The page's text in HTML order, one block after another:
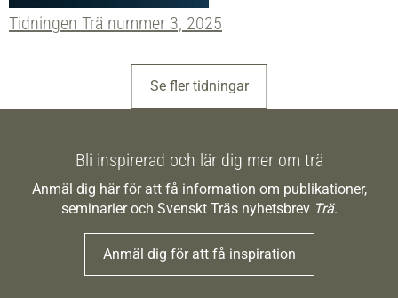
Tidningen Trä nummer 3, 2025
Se fler tidningar
Bli inspirerad och lär dig mer om trä
Anmäl dig här för att få information om publikationer,
seminarier och Svenskt Träs nyhetsbrev Trä.
Anmäl dig för att få inspiration